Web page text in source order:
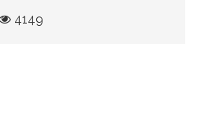
4149